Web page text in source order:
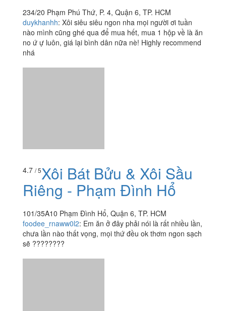
234/20 Phạm Phú Thứ, P. 4, Quận 6, TP. HCM
duykhanhh: Xôi siêu siêu ngon nha mọi người ơi tuần
nào mình cũng ghé qua để mua hết, mua 1 hộp về là ăn
no ứ ự luôn, giá lại bình dân nữa nè! Highly recommend
nhá
4.7 / 5Xôi Bát Bửu & Xôi Sầu
Riêng - Phạm Đình Hổ
101/35A10 Phạm Đình Hổ, Quận 6, TP. HCM
foodee_rnaww0l2: Em ăn ở đây phải nói là rất nhiều lần,
chưa lần nào thất vọng, mọi thứ đều ok thơm ngon sạch
sẽ ????????